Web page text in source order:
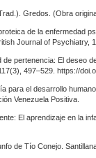
Gredos. (Obra
de la enfermedad
Journal of Psychiatry,
pertenencia: El deseo
497–529. https://
para el desarrollo
Venezuela Positiva.
El aprendizaje en la
de Tío Conejo.